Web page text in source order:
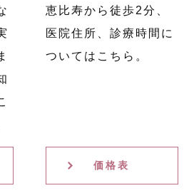
恵比寿から徒歩2分、
医院住所、診療時間に
ついてはこちら。
価格表